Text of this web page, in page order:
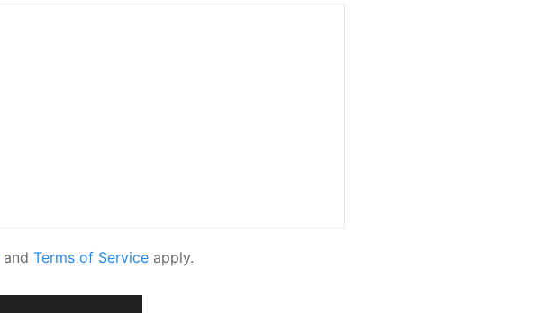
and Terms of Service apply.